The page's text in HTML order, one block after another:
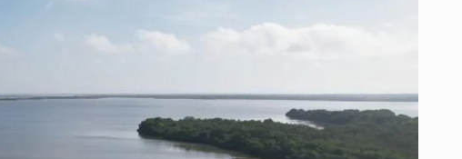
EL
PROGRAMA
“BARRANQUILLA